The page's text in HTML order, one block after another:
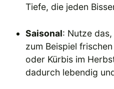
Tiefe, die jeden
Saisonal: Nutze
zum Beispiel
oder Kürbis im
dadurch lebendig